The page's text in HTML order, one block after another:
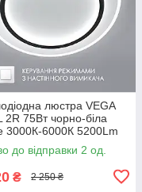
люстра VEGA
2R 75Вт чорно-бiла
3000К-6000К 5200Lm
"два кола"
WHITE / BLACK
до відправки 2 од.
₴ 2 250 ₴